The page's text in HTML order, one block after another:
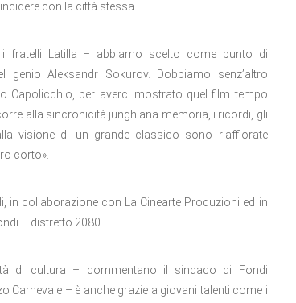
con la città stessa.
i fratelli Latilla – abbiamo scelto come punto di
genio Aleksandr Sokurov. Dobbiamo senz’altro
Capolicchio, per averci mostrato quel film tempo
alla sincronicità junghiana memoria, i ricordi, gli
visione di un grande classico sono riaffiorate
corto».
in collaborazione con La Cinearte Produzioni ed in
– distretto 2080.
di cultura – commentano il sindaco di Fondi
Carnevale – è anche grazie a giovani talenti come i